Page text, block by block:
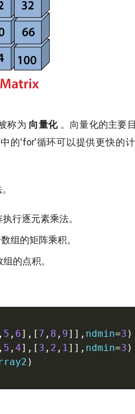
称为 向量化。向量化的主要
的’for’循环可以提供更快的
行逐元素乘法。
组的矩阵乘积。
的点积。
, 5 , 6] , [ 7 , 8 , 9] ] , ndmin=3 )
, 5 , 4] , [ 3 , 2 , 1] ] , ndmin=3 )
)